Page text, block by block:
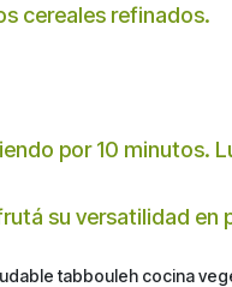
cereales refinados.
por 10 minutos.
su versatilidad en
tabbouleh cocina